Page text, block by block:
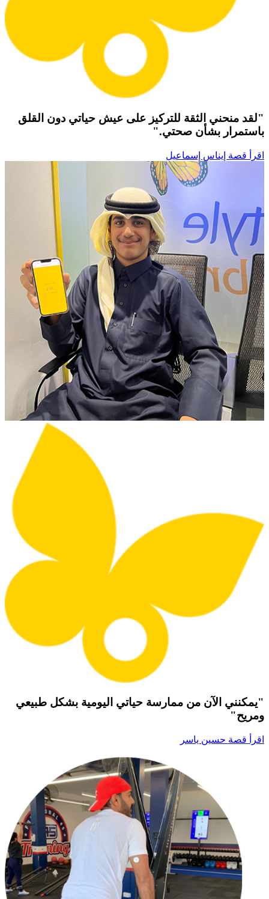
"لقد منحني الثقة للتركيز على عيش حياتي دون القلق
باستمرار بشأن صحتي."
اقرأ قصة إيناس إسماعيل
"يمكنني الآن من ممارسة حياتي اليومية بشكل طبيعي
ومريح"
اقرأ قصة حسين ياسر